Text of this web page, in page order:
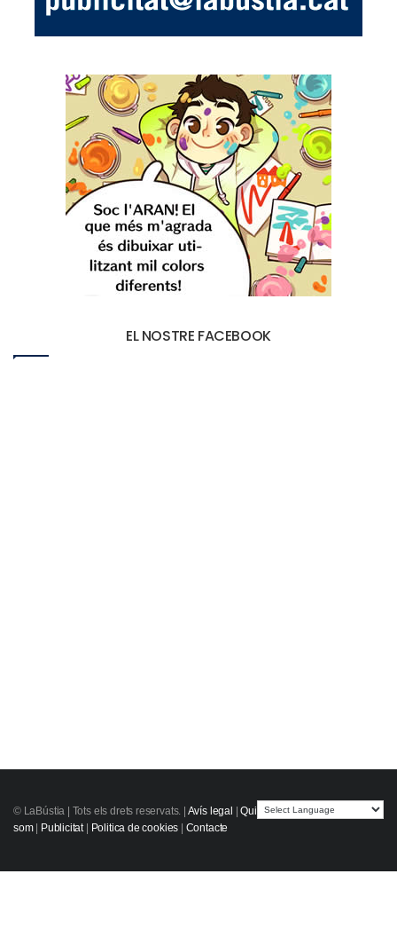
EL NOSTRE FACEBOOK
© LaBústia | Tots els drets reservats. | Avís legal |Qui
som| Publicitat| Politica de cookies | Contacte